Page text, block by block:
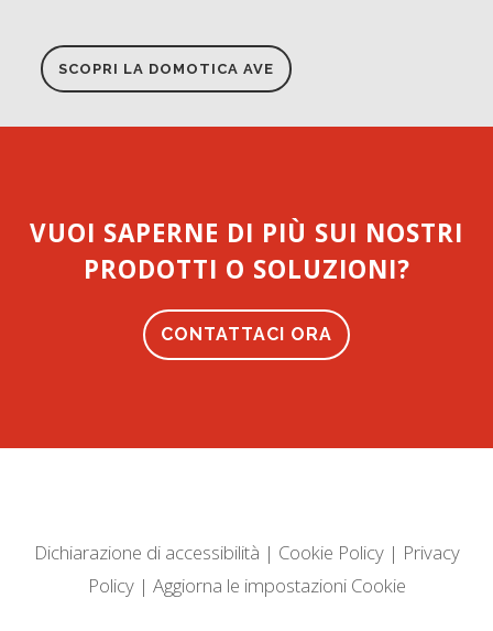
SCOPRI LA DOMOTICA AVE
VUOI SAPERNE DI PIÙ SUI NOSTRI
PRODOTTI O SOLUZIONI?
CONTATTACI ORA
Dichiarazione di accessibilità | Cookie Policy| Privacy
Policy| Aggiorna le impostazioni Cookie